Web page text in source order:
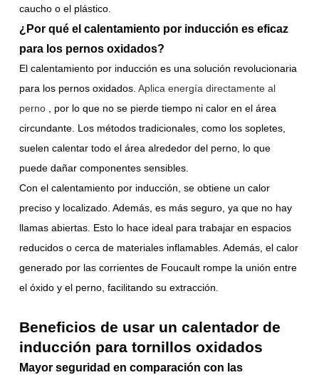
caucho o el plástico.
¿Por qué el calentamiento por inducción es eficaz
para los pernos oxidados?
El calentamiento por inducción es una solución revolucionaria
para los pernos oxidados. Aplica energía directamente al
perno
, por lo que no se pierde tiempo ni calor en el área
circundante. Los métodos tradicionales, como los sopletes,
suelen calentar todo el área alrededor del perno, lo que
puede dañar componentes sensibles.
Con el calentamiento por inducción, se obtiene un calor
preciso y localizado. Además, es más seguro, ya que no hay
llamas abiertas. Esto lo hace ideal para trabajar en espacios
reducidos o cerca de materiales inflamables. Además, el calor
generado por las corrientes de Foucault rompe la unión entre
el óxido y el perno, facilitando su extracción.
Beneficios de usar un calentador de
inducción para tornillos oxidados
Mayor seguridad en comparación con las